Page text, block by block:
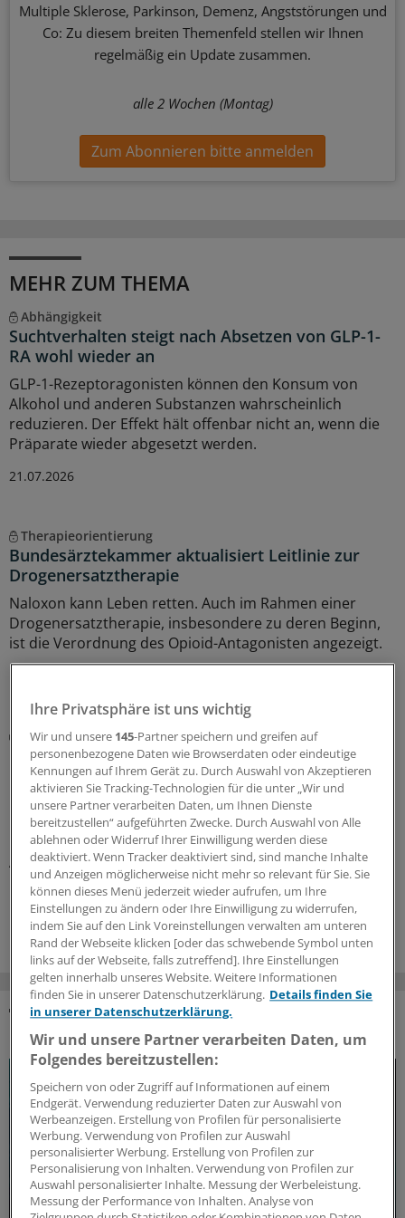
Multiple Sklerose, Parkinson, Demenz, Angststörungen und
Co: Zu diesem breiten Themenfeld stellen wir Ihnen
regelmäßig ein Update zusammen.
alle 2 Wochen (Montag)
Zum Abonnieren bitte anmelden
MEHR ZUM THEMA
Abhängigkeit
Suchtverhalten steigt nach Absetzen von GLP-1-
RA wohl wieder an
GLP-1-Rezeptoragonisten können den Konsum von
Alkohol und anderen Substanzen wahrscheinlich
reduzieren. Der Effekt hält offenbar nicht an, wenn die
Präparate wieder abgesetzt werden.
21.07.2026
Therapieorientierung
Bundesärztekammer aktualisiert Leitlinie zur
Drogenersatztherapie
Naloxon kann Leben retten. Auch im Rahmen einer
Drogenersatztherapie, insbesondere zu deren Beginn,
ist die Verordnung des Opioid-Antagonisten angezeigt.
Betäubungsmittel richtig verordnen
Opioide in der Urlaubsvertretung: Wie sich
Missbrauch vorbeugen lässt
Opioide, BtM-Rezept und Vertretungspatient – eine
heiße Mischung. Denn hinter Schmerzangaben kann
Medikamentenmissbrauch stecken. Für Ärztinnen und
Ärzte gilt es, Warnsignale zu erkennen und klare Regeln
bei Verordnungen einzuhalten.
10.07.2026
DAS KÖNNTE SIE AUCH INTERESSIEREN
Ihre Privatsphäre ist uns wichtig
Wir und unsere 145-Partner speichern und greifen auf
personenbezogene Daten wie Browserdaten oder eindeutige
Kennungen auf Ihrem Gerät zu. Durch Auswahl von Akzeptieren
aktivieren Sie Tracking-Technologien für die unter „Wir und
unsere Partner verarbeiten Daten, um Ihnen Dienste
bereitzustellen“ aufgeführten Zwecke. Durch Auswahl von Alle
ablehnen oder Widerruf Ihrer Einwilligung werden diese
deaktiviert. Wenn Tracker deaktiviert sind, sind manche Inhalte
und Anzeigen möglicherweise nicht mehr so relevant für Sie. Sie
können dieses Menü jederzeit wieder aufrufen, um Ihre
Einstellungen zu ändern oder Ihre Einwilligung zu widerrufen,
indem Sie auf den Link Voreinstellungen verwalten am unteren
Rand der Webseite klicken [oder das schwebende Symbol unten
links auf der Webseite, falls zutreffend]. Ihre Einstellungen
gelten innerhalb unseres Website. Weitere Informationen
finden Sie in unserer Datenschutzerklärung. Details finden Sie
in unserer Datenschutzerklärung.
Wir und unsere Partner verarbeiten Daten, um
Folgendes bereitzustellen:
Speichern von oder Zugriff auf Informationen auf einem
Endgerät. Verwendung reduzierter Daten zur Auswahl von
Werbeanzeigen. Erstellung von Profilen für personalisierte
Werbung. Verwendung von Profilen zur Auswahl
personalisierter Werbung. Erstellung von Profilen zur
Personalisierung von Inhalten. Verwendung von Profilen zur
Auswahl personalisierter Inhalte. Messung der Werbeleistung.
Messung der Performance von Inhalten. Analyse von